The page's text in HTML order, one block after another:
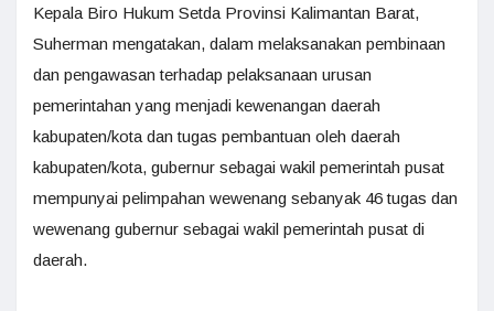
Kepala Biro Hukum Setda Provinsi Kalimantan Barat,
Suherman mengatakan, dalam melaksanakan pembinaan
dan pengawasan terhadap pelaksanaan urusan
pemerintahan yang menjadi kewenangan daerah
kabupaten/kota dan tugas pembantuan oleh daerah
kabupaten/kota, gubernur sebagai wakil pemerintah pusat
mempunyai pelimpahan wewenang sebanyak 46 tugas dan
wewenang gubernur sebagai wakil pemerintah pusat di
daerah.